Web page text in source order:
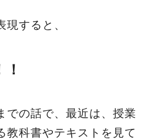
すると、
での話で、最近は、授業
教科書やテキストを見て